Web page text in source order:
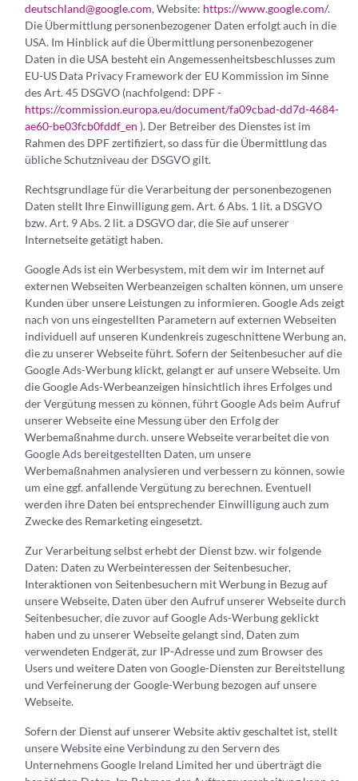
deutschland@google.com, Website: https://www.google.com/.
Die Übermittlung personenbezogener Daten erfolgt auch in die
USA. Im Hinblick auf die Übermittlung personenbezogener
Daten in die USA besteht ein Angemessenheitsbeschlusses zum
EU-US Data Privacy Framework der EU Kommission im Sinne
des Art. 45 DSGVO (nachfolgend: DPF -
https://commission.europa.eu/document/fa09cbad-dd7d-4684-
ae60-be03fcb0fddf_en ). Der Betreiber des Dienstes ist im
Rahmen des DPF zertifiziert, so dass für die Übermittlung das
übliche Schutzniveau der DSGVO gilt.
Rechtsgrundlage für die Verarbeitung der personenbezogenen
Daten stellt Ihre Einwilligung gem. Art. 6 Abs. 1 lit. a DSGVO
bzw. Art. 9 Abs. 2 lit. a DSGVO dar, die Sie auf unserer
Internetseite getätigt haben.
Google Ads ist ein Werbesystem, mit dem wir im Internet auf
externen Webseiten Werbeanzeigen schalten können, um unsere
Kunden über unsere Leistungen zu informieren. Google Ads zeigt
nach von uns eingestellten Parametern auf externen Webseiten
individuell auf unseren Kundenkreis zugeschnittene Werbung an,
die zu unserer Webseite führt. Sofern der Seitenbesucher auf die
Google Ads-Werbung klickt, gelangt er auf unsere Webseite. Um
die Google Ads-Werbeanzeigen hinsichtlich ihres Erfolges und
der Vergütung messen zu können, führt Google Ads beim Aufruf
unserer Webseite eine Messung über den Erfolg der
Werbemaßnahme durch. unsere Webseite verarbeitet die von
Google Ads bereitgestellten Daten, um unsere
Werbemaßnahmen analysieren und verbessern zu können, sowie
um eine ggf. anfallende Vergütung zu berechnen. Eventuell
werden ihre Daten bei entsprechender Einwilligung auch zum
Zwecke des Remarketing eingesetzt.
Zur Verarbeitung selbst erhebt der Dienst bzw. wir folgende
Daten: Daten zu Werbeinteressen der Seitenbesucher,
Interaktionen von Seitenbesuchern mit Werbung in Bezug auf
unsere Webseite, Daten über den Aufruf unserer Webseite durch
Seitenbesucher, die zuvor auf Google Ads-Werbung geklickt
haben und zu unserer Webseite gelangt sind, Daten zum
verwendeten Endgerät, zur IP-Adresse und zum Browser des
Users und weitere Daten von Google-Diensten zur Bereitstellung
und Verfeinerung der Google-Werbung bezogen auf unsere
Webseite.
Sofern der Dienst auf unserer Website aktiv geschaltet ist, stellt
unsere Website eine Verbindung zu den Servern des
Unternehmens Google Ireland Limited her und überträgt die